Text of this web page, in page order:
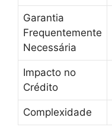
Garantia
Frequentemente
Necessária
Impacto no
Crédito
Complexidade